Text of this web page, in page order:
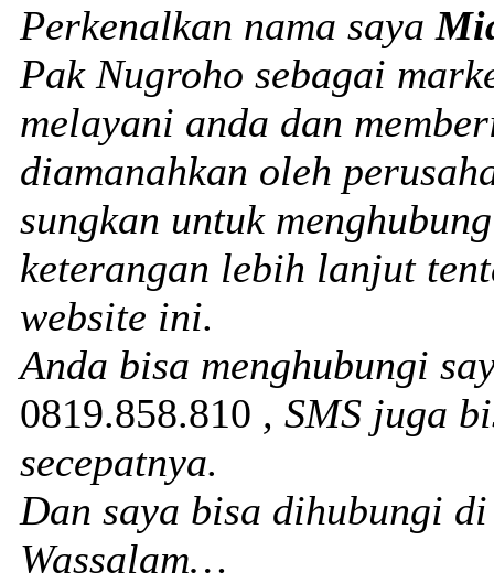
Perkenalkan nama saya
Pak Nugroho sebagai
melayani anda dan
diamanahkan oleh
sungkan untuk
keterangan lebih lanjut
website ini.
Anda bisa menghubungi
0819.858.810 , SMS juga
secepatnya.
Dan saya bisa dihubungi
Wassalam…